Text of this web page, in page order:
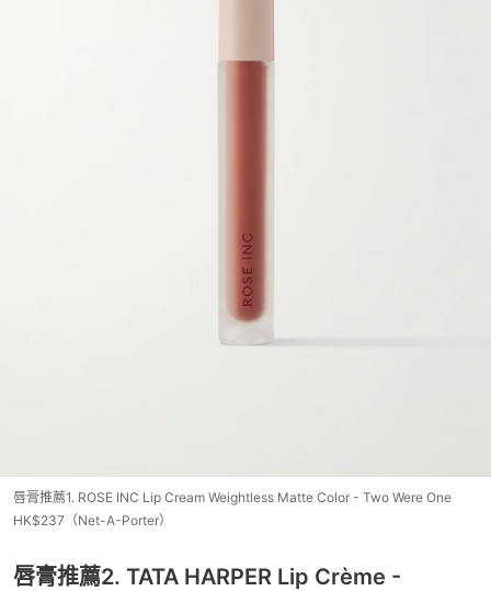
唇膏推薦1. ROSE INC Lip Cream Weightless Matte Color - Two Were One
HK$237（Net-A-Porter）
唇膏推薦2. TATA HARPER Lip Crème -